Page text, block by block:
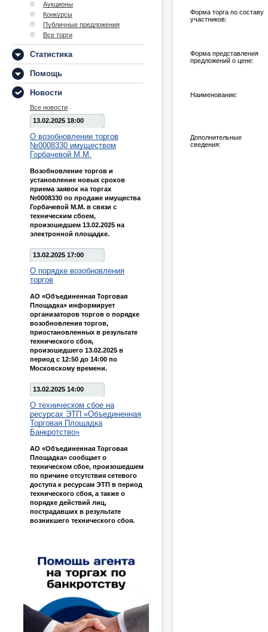
Аукционы
Конкурсы
Публичные предложения
Все торги
Статистика
Помощь
Новости
Все новости
13.02.2025 18:00
О возобновлении торгов
№0008330 имуществом
Горбачевой М.М.
Возобновление торгов и
установление новых сроков
приема заявок на торгах
№0008330 по продаже имущества
Горбачевой М.М. в связи с
техническим сбоем,
произошедшем 13.02.2025 на
электронной площадке.
13.02.2025 17:00
О порядке возобновления
торгов
АО «Объединенная Торговая
Площадка» информирует
организаторов торгов о порядке
возобновления торгов,
приостановленных в результате
технического сбоя,
произошедшего 13.02.2025 в
период с 12:50 до 14:00 по
Московскому времени.
13.02.2025 14:00
О техническом сбое на
ресурсах ЭТП «Объединенная
Торговая Площадка
Банкротство»
АО «Объединенная Торговая
Площадка» сообщает о
техническом сбое, произошедшем
по причине отсутствия сетевого
доступа к ресурсам ЭТП в период
технического сбоя, а также о
порядке действий лиц,
пострадавших в результате
возникшего технического сбоя.
Форма торга по составу
участников:
Форма представления
предложений о цене:
Наименование:
Дополнительные
сведения: